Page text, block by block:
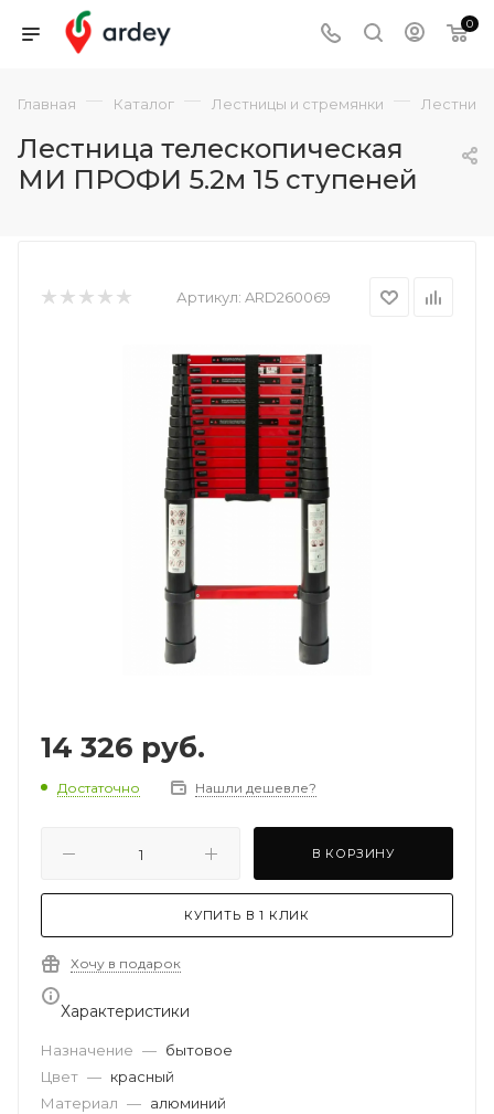
0
Главная — Каталог — Лестницы и стремянки —
Лестница телескопическая
МИ ПРОФИ 5.2м 15 ступеней
Артикул: ARD260069
14 326 руб.
Достаточно Нашли дешевле?
В КОРЗИНУ
КУПИТЬ В 1 КЛИК
Хочу в подарок
Характеристики
Назначение — бытовое
Цвет — красный
Материал — алюминий